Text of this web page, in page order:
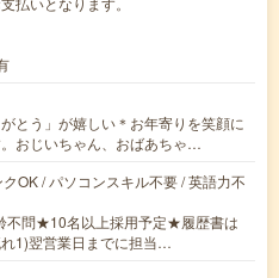
とう」が嬉しい＊お年寄りを笑顔に
おじいちゃん、おばあちゃ…
OK / パソコンスキル不要 / 英語力不
不問★10名以上採用予定★履歴書は
1)翌営業日までに担当…